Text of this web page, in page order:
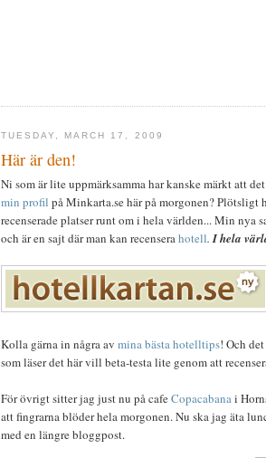
TUESDAY, MARCH 17, 2009
Här är den!
Ni som är lite uppmärksamma har kanske märkt att
min profil på Minkarta.se här på morgonen? Plötsligt
recenserade platser runt om i hela världen... Min nya
och är en sajt där man kan recenserahotell.I hela
Kolla gärna in några av mina bästa hotelltips! Och
som läser det här vill beta-testa lite genom att
För övrigt sitter jag just nu på cafeCopacabanai
att fingrarna blöder hela morgonen. Nu ska jag äta
med en längre bloggpost.